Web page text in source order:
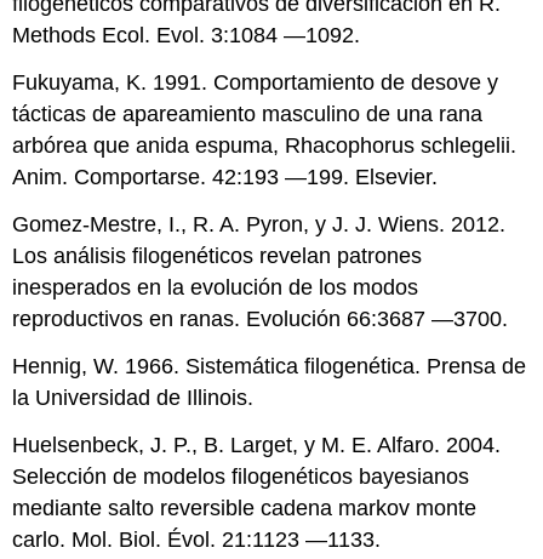
Methods Ecol. Evol. 3:1084 —1092.
Fukuyama, K. 1991. Comportamiento de desove y
tácticas de apareamiento masculino de una rana
arbórea que anida espuma, Rhacophorus schlegelii.
Anim. Comportarse. 42:193 —199. Elsevier.
Gomez-Mestre, I., R. A. Pyron, y J. J. Wiens. 2012.
Los análisis filogenéticos revelan patrones
inesperados en la evolución de los modos
reproductivos en ranas. Evolución 66:3687 —3700.
Hennig, W. 1966. Sistemática filogenética. Prensa de
la Universidad de Illinois.
Huelsenbeck, J. P., B. Larget, y M. E. Alfaro. 2004.
Selección de modelos filogenéticos bayesianos
mediante salto reversible cadena markov monte
carlo. Mol. Biol. Évol. 21:1123 —1133.